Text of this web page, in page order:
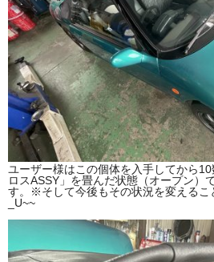
ユーザー様はこの個体を入手してから
ロスASSY」を畳んだ状態（オープン）
す。※そして今後もその状況を変える
_U~~